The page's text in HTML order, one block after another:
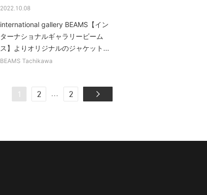
2022.10.08
international gallery BEAMS【イン
ターナショナルギャラリービーム
ス】よりオリジナルのジャケット...
BEAMS Tachikawa
1 2 ... 2